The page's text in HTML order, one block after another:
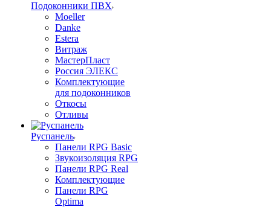
Подоконники ПВХ
Moeller
Danke
Estera
Витраж
МастерПласт
Россия ЭЛЕКС
Комплектующие
для подоконников
Откосы
Отливы
Руспанель
Панели RPG Basic
Звукоизоляция RPG
Панели RPG Real
Комплектующие
Панели RPG
Optima